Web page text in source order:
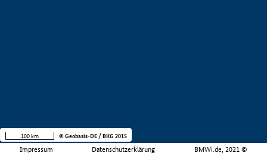
Impressum Datenschutzerklärung BMWi.de, 2021 ©
100 km © Geobasis-DE / BKG 2015